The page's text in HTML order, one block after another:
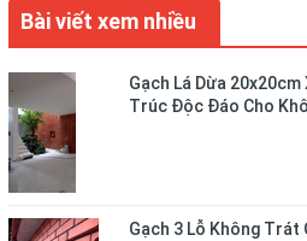
Bài viết xem nhiều
Gạch Lá Dừa
Trúc Độc Đáo Cho
Gạch 3 Lỗ Không